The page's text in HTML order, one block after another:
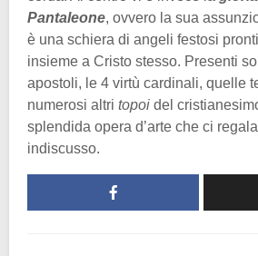
Pantaleone, ovvero la sua
è una schiera di angeli festosi
insieme a Cristo stesso. Presenti
apostoli, le 4 virtù cardinali, quelle
numerosi altri topoi del
splendida opera d’arte che ci
indiscusso.